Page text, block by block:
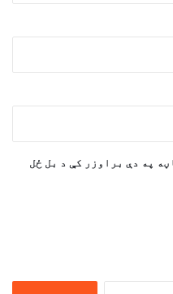
په دې براوزر کې د بل ځل